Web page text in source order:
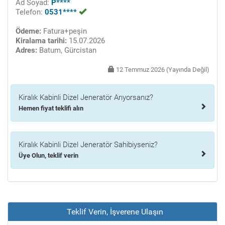
Ad Soyad: P****
Telefon: 0531****
Ödeme: Fatura+peşin
Kiralama tarihi: 15.07.2026
Adres: Batum, Gürcistan
12 Temmuz 2026 (Yayında Değil)
Kiralık Kabinli Dizel Jeneratör Arıyorsanız?
Hemen fiyat teklifi alın
Kiralık Kabinli Dizel Jeneratör Sahibiyseniz?
Üye Olun, teklif verin
Teklif Verin, İşverene Ulaşın